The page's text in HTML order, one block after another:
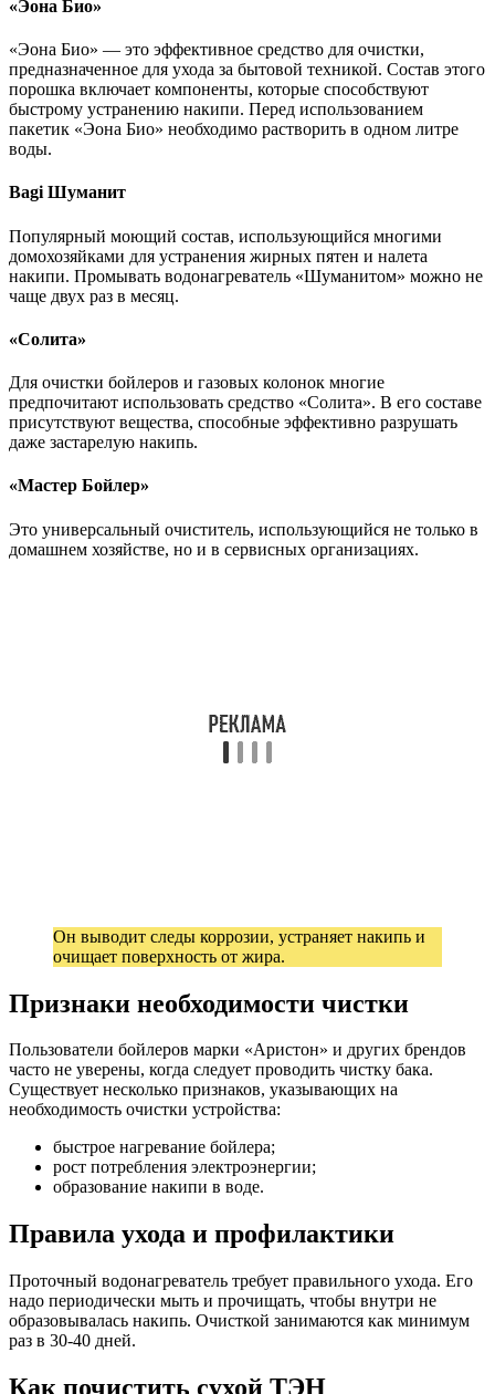
«Эона Био»
«Эона Био» — это эффективное средство для очистки,
предназначенное для ухода за бытовой техникой. Состав этого
порошка включает компоненты, которые способствуют
быстрому устранению накипи. Перед использованием
пакетик «Эона Био» необходимо растворить в одном литре
воды.
Bagi Шуманит
Популярный моющий состав, использующийся многими
домохозяйками для устранения жирных пятен и налета
накипи. Промывать водонагреватель «Шуманитом» можно не
чаще двух раз в месяц.
«Солита»
Для очистки бойлеров и газовых колонок многие
предпочитают использовать средство «Солита». В его составе
присутствуют вещества, способные эффективно разрушать
даже застарелую накипь.
«Мастер Бойлер»
Это универсальный очиститель, использующийся не только в
домашнем хозяйстве, но и в сервисных организациях.
Он выводит следы коррозии, устраняет накипь и
очищает поверхность от жира.
Признаки необходимости чистки
Пользователи бойлеров марки «Аристон» и других брендов
часто не уверены, когда следует проводить чистку бака.
Существует несколько признаков, указывающих на
необходимость очистки устройства:
быстрое нагревание бойлера;
рост потребления электроэнергии;
образование накипи в воде.
Правила ухода и профилактики
Проточный водонагреватель требует правильного ухода. Его
надо периодически мыть и прочищать, чтобы внутри не
образовывалась накипь. Очисткой занимаются как минимум
раз в 30-40 дней.
Как почистить сухой ТЭН